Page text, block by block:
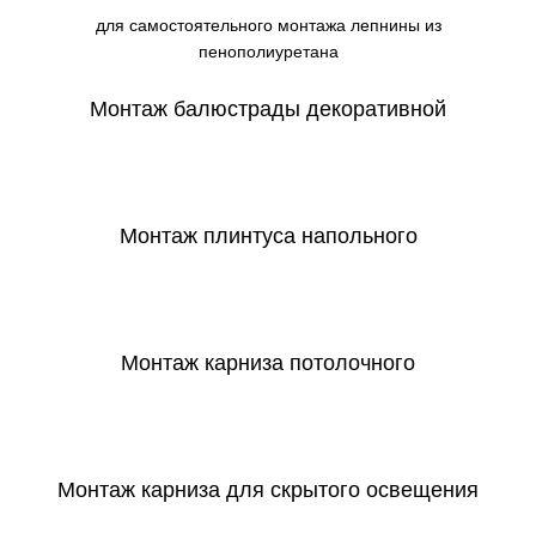
для самостоятельного монтажа лепнины из
пенополиуретана
Монтаж балюстрады декоративной
Монтаж плинтуса напольного
Монтаж карниза потолочного
Монтаж карниза для скрытого освещения